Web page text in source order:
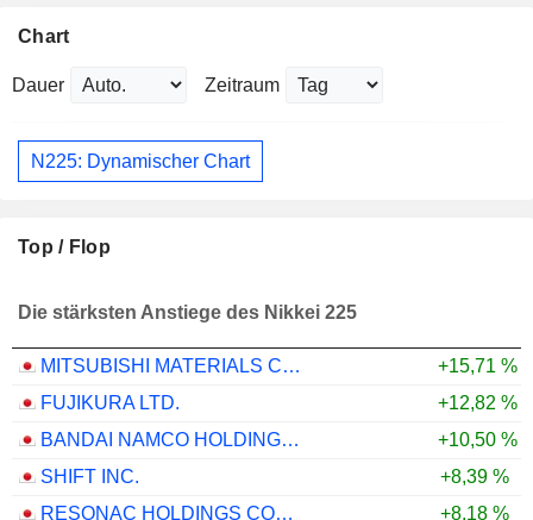
Chart
Dauer Zeitraum
N225: Dynamischer Chart
Top / Flop
Die stärksten Anstiege des Nikkei 225
MITSUBISHI MATERIALS CORPORATION
+15,71 %
FUJIKURA LTD.
+12,82 %
BANDAI NAMCO HOLDINGS INC.
+10,50 %
SHIFT INC.
+8,39 %
RESONAC HOLDINGS CORPORATION
+8,18 %